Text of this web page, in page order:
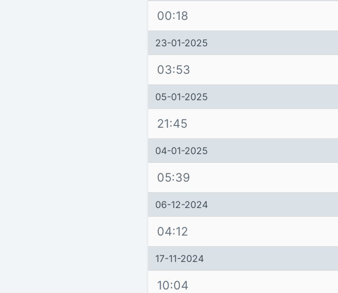
00:18
23-01-2025
03:53
05-01-2025
21:45
04-01-2025
05:39
06-12-2024
04:12
17-11-2024
10:04